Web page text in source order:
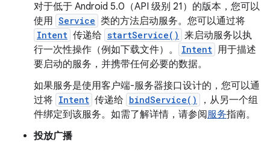
对于低于 Android 5.0（API 级别 21）的版本，您可以
使用 Service 类的方法启动服务。您可以通过将
Intent 传递给 startService() 来启动服务以执
行一次性操作（例如下载文件）。
Intent 用于描述
要启动的服务，并携带任何必要的数据。
如果服务是使用客户端-服务器接口设计的，您可以通
过将 Intent 传递给 bindService()
，从另一个组
件绑定到该服务。如需了解详情，请参阅服务指南。
投放广播